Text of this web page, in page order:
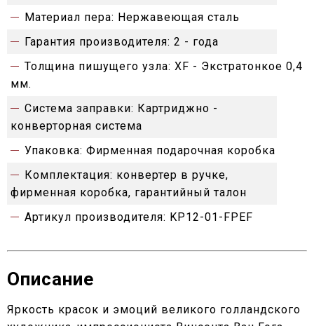
Материал пера: Нержавеющая сталь
Гарантия производителя: 2 - года
Толщина пишущего узла: XF - Экстратонкое 0,4
мм.
Система заправки: Картриджно -
конверторная система
Упаковка: Фирменная подарочная коробка
Комплектация: конвертер в ручке,
фирменная коробка, гарантийный талон
Артикул производителя: KP12-01-FPEF
Описание
Яркость красок и эмоций великого голландского